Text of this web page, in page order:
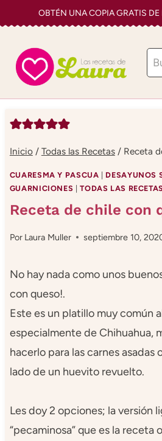
al
contenido
OBTÉN UNA COPIA GRATIS
Inicio / Todas las Recetas / Receta
CUARESMA Y PASCUA DESAYUNOS
GUARNICIONES |TODAS LAS RECETAS
Receta de chile con
Por Laura Muller septiembre 10,
No hay nada como unos
con queso!.
Este es un platillo muy común
especialmente de Chihuahua,
hacerlo para las carnes asadas
lado de un huevito revuelto.
Les doy 2 opciones; la versión
“pecaminosa” que es la receta